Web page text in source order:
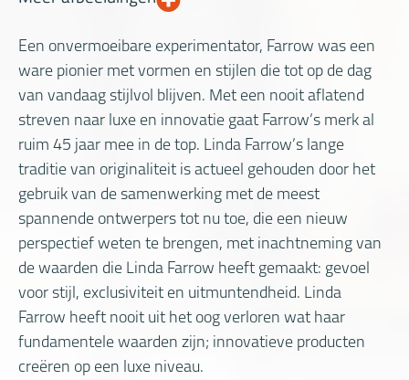
Een onvermoeibare experimentator, Farrow was een
ware pionier met vormen en stijlen die tot op de dag
van vandaag stijlvol blijven. Met een nooit aflatend
streven naar luxe en innovatie gaat Farrow’s merk al
ruim 45 jaar mee in de top. Linda Farrow’s lange
traditie van originaliteit is actueel gehouden door het
gebruik van de samenwerking met de meest
spannende ontwerpers tot nu toe, die een nieuw
perspectief weten te brengen, met inachtneming van
de waarden die Linda Farrow heeft gemaakt: gevoel
voor stijl, exclusiviteit en uitmuntendheid. Linda
Farrow heeft nooit uit het oog verloren wat haar
fundamentele waarden zijn; innovatieve producten
creëren op een luxe niveau.